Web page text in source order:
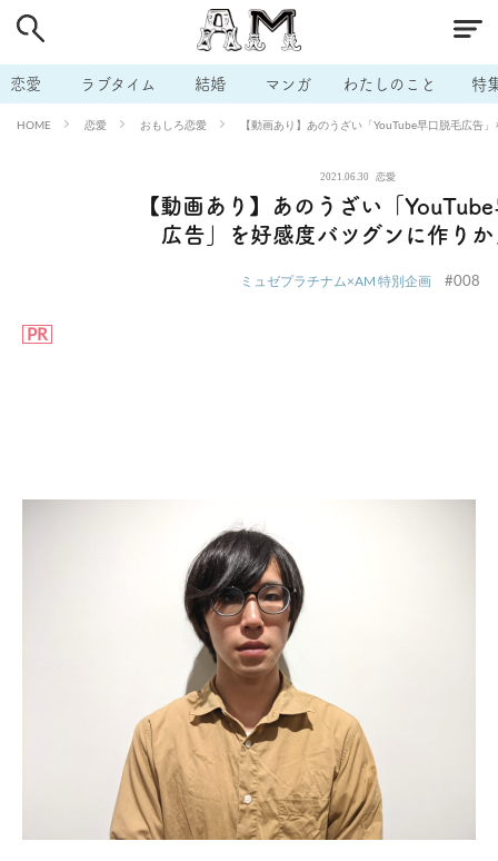
恋愛 ラブタイム 結婚 マンガ わたしのこと 特
HOME 恋愛 おもしろ恋愛 【動画あり】あのうざい「YouTube早口脱毛広告
2021.06.30 恋愛
【動画あり】あのうざい「
広告」を好感度バツグンに作り
ミュゼプラチナム×AM 特別企画 #008
PR
# 男の本音 # セフレ # 不倫
# 出会う方法 # マッチングアプリ # ラブグッズ # 体の相